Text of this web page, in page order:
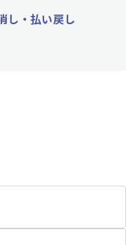
し・払い戻し
く